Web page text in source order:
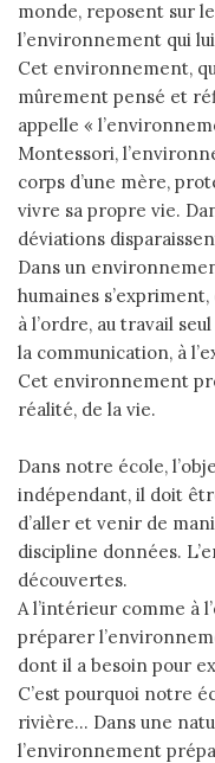
monde, reposent sur
l’environnement qui
Cet environnement,
mûrement pensé et
appelle «
Montessori,
corps d’une mère,
vivre sa propre vie.
déviations
Dans un
humaines
à l’ordre, au travail
la communication, à
Cet environnement
réalité, de la vie.
Dans notre école,
indépendant, il doit
d’aller et venir de
discipline données.
découvertes.
A l’intérieur comme à
préparer
dont il a besoin pour
C’est pourquoi notre
rivière… Dans une
l’environnement